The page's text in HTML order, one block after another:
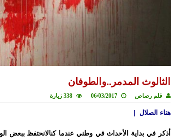
الثالوث المدمر..والطوفان
قلم رصاص 06/03/2017 338 زيارة
هناء الصلال |
أذكر في بداية الأحداث في وطني عندما كنالانحتفظ ببعض